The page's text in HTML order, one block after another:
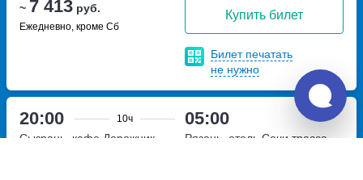
~ 7 413 руб.
Ежедневно, кроме Сб
Купить билет
Билет печатать
не нужно
20:00 10ч 05:00
Сызрань, кафе Дорожник
Рязань, отель Сочи трасса